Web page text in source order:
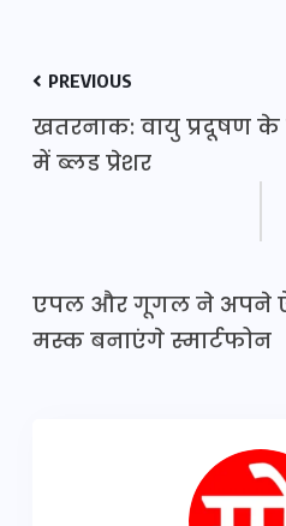
PREVIOUS
खतरनाक: वायु प्रदूषण के
में ब्लड प्रेशर
एपल और गूगल ने अपने ऐप
मस्क बनाएंगे स्मार्टफोन